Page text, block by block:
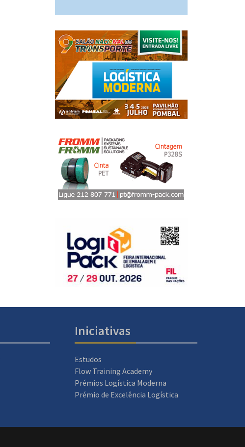
Iniciativas
Estudos
Flow Training Academy
Prémios Logística Moderna
Prémio de Excelência Logística